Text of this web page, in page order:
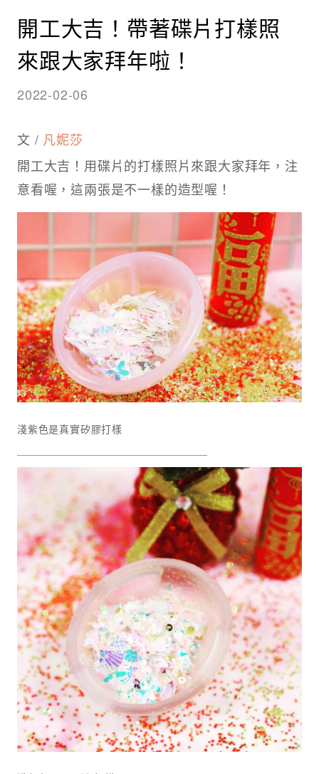
開工大吉！帶著碟片打樣照
來跟大家拜年啦！
2022-02-06
文 / 凡妮莎
開工大吉！用碟片的打樣照片來跟大家拜年，注
意看喔，這兩張是不一樣的造型喔！
淺紫色是真實矽膠打樣